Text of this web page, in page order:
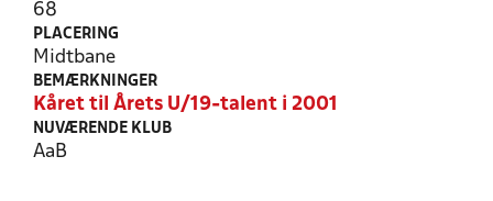
68
PLACERING
Midtbane
BEMÆRKNINGER
Kåret til Årets U/19-talent i 2001
NUVÆRENDE KLUB
AaB